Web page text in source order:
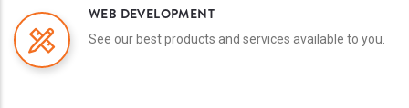
WEB DEVELOPMENT
See our best products and services available to you.